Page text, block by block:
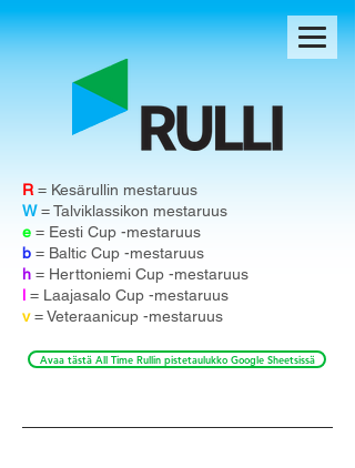
R = Kesärullin mestaruus
W= Talviklassikon mestaruus
e = Eesti Cup -mestaruus
b = Baltic Cup -mestaruus
h = Herttoniemi Cup -mestaruus
l = Laajasalo Cup -mestaruus
v= Veteraanicup -mestaruus
Avaa tästä All Time Rullin pistetaulukko Google Sheetsissä